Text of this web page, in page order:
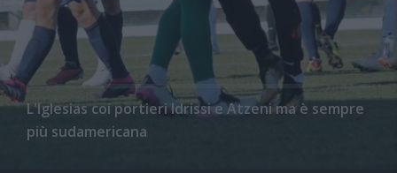
L'Iglesias coi portieri Idrissi e Atzeni ma è sempre
più sudamericana